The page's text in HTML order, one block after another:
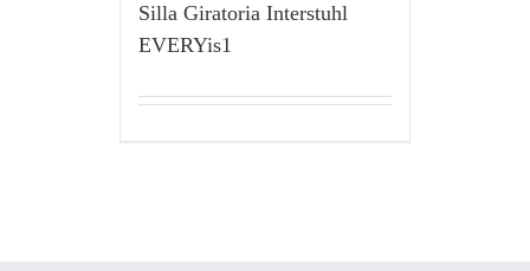
Silla Giratoria Interstuhl
EVERYis1